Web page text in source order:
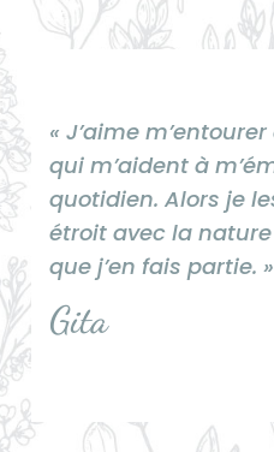
« J’aime
qui m’aident à
quotidien. Alors je
étroit avec la
que j’en fais partie. »
Gita